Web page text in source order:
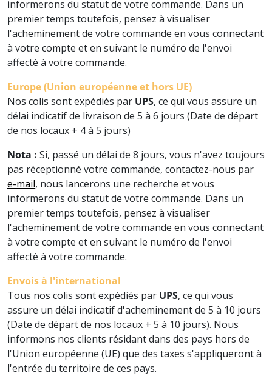
informerons du statut de votre commande. Dans un
premier temps toutefois, pensez à visualiser
l'acheminement de votre commande en vous connectant
à votre compte et en suivant le numéro de l'envoi
affecté à votre commande.
Europe (Union européenne et hors UE)
Nos colis sont expédiés par UPS, ce qui vous assure un
délai indicatif de livraison de 5 à 6 jours (Date de départ
de nos locaux + 4 à 5 jours)
Nota : Si, passé un délai de 8 jours, vous n'avez toujours
pas réceptionné votre commande, contactez-nous par
e-mail, nous lancerons une recherche et vous
informerons du statut de votre commande. Dans un
premier temps toutefois, pensez à visualiser
l'acheminement de votre commande en vous connectant
à votre compte et en suivant le numéro de l'envoi
affecté à votre commande.
Envois à l'international
Tous nos colis sont expédiés par UPS, ce qui vous
assure un délai indicatif d'acheminement de 5 à 10 jours
(Date de départ de nos locaux + 5 à 10 jours). Nous
informons nos clients résidant dans des pays hors de
l'Union européenne (UE) que des taxes s'appliqueront à
l'entrée du territoire de ces pays.